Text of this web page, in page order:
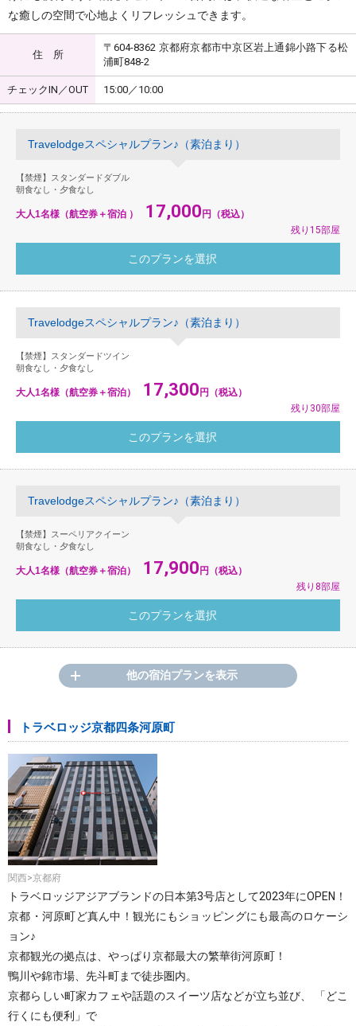
な癒しの空間で心地よくリフレッシュできます。
住 所
〒604-8362 京都府京都市中京区岩上通錦小路下る松
浦町848-2
チェックIN／OUT 15:00／10:00
Travelodgeスペシャルプラン♪（素泊まり）
【禁煙】スタンダードダブル
朝食なし・夕食なし
大人1名様（航空券＋宿泊 ） 17,000円（税込）
残り15部屋
Travelodgeスペシャルプラン♪（素泊まり）
【禁煙】スタンダードツイン
朝食なし・夕食なし
大人1名様（航空券＋宿泊） 17,300円（税込）
残り30部屋
Travelodgeスペシャルプラン♪（素泊まり）
【禁煙】スーペリアクイーン
朝食なし・夕食なし
大人1名様（航空券＋宿泊） 17,900円（税込）
残り8部屋
他の宿泊プランを表示
トラベロッジ京都四条河原町
関西>京都府
トラベロッジアジアブランドの日本第3号店として2023年にOPEN！
京都・河原町ど真ん中！観光にもショッピングにも最高のロケーシ
ョン♪
京都観光の拠点は、やっぱり京都最大の繁華街河原町！
鴨川や錦市場、先斗町まで徒歩圏内。
京都らしい町家カフェや話題のスイーツ店などが立ち並び、 「どこ
行くにも便利」で